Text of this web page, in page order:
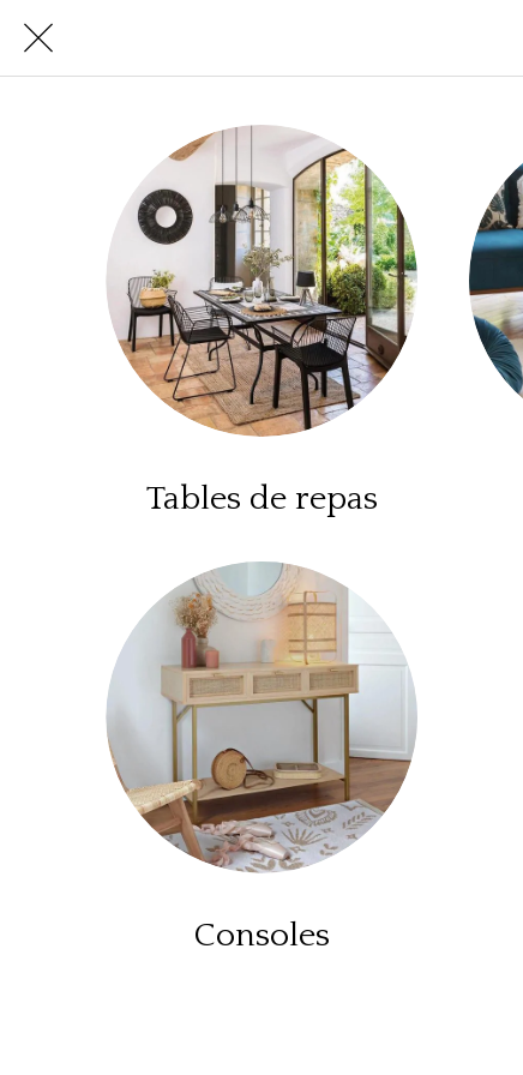
Tables de repas
Consoles